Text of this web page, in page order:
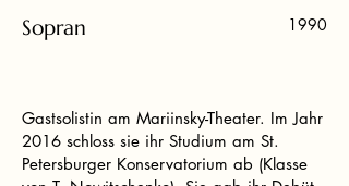
Sopran 1990
Gastsolistin am Mariinsky-Theater. Im Jahr
2016 schloss sie ihr Studium am St.
Petersburger Konservatorium ab (Klasse